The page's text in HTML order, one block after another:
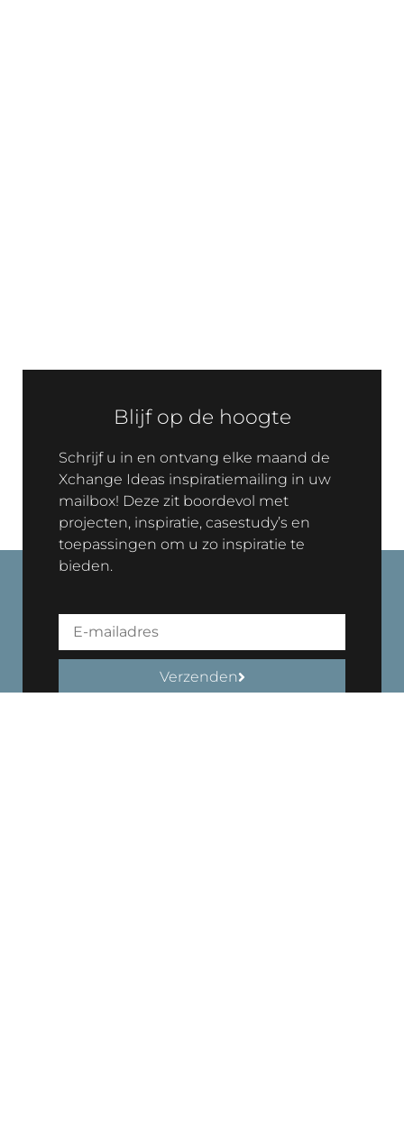
Blijf op de hoogte
Schrijf u in en ontvang elke maand de
Xchange Ideas inspiratiemailing in uw
mailbox! Deze zit boordevol met
projecten, inspiratie, casestudy’s en
toepassingen om u zo inspiratie te
bieden.
Verzenden